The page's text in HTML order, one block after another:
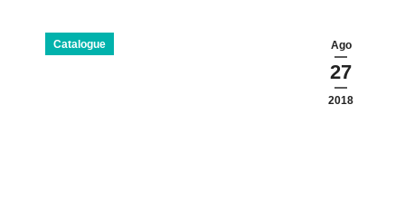
Ago
27
2018
Catalogue